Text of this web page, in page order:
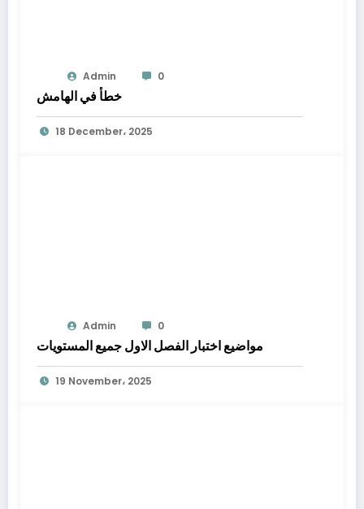
Admin 0
خطأ في الهامش
18 December، 2025
Admin 0
مواضيع اختبار الفصل الاول جميع المستويات
19 November، 2025